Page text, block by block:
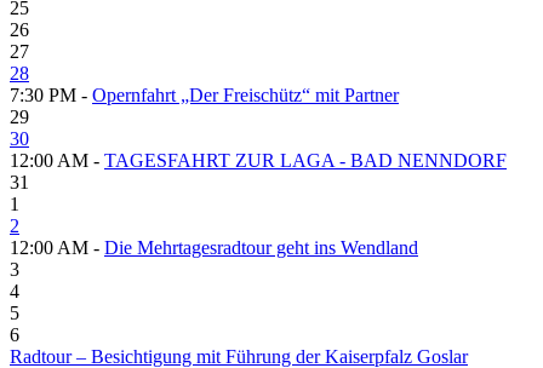
25
26
27
28
7:30 PM - Opernfahrt „Der Freischütz“ mit Partner
29
30
12:00 AM - TAGESFAHRT ZUR LAGA - BAD NENNDORF
31
1
2
12:00 AM - Die Mehrtagesradtour geht ins Wendland
3
4
5
6
Radtour – Besichtigung mit Führung der Kaiserpfalz Goslar